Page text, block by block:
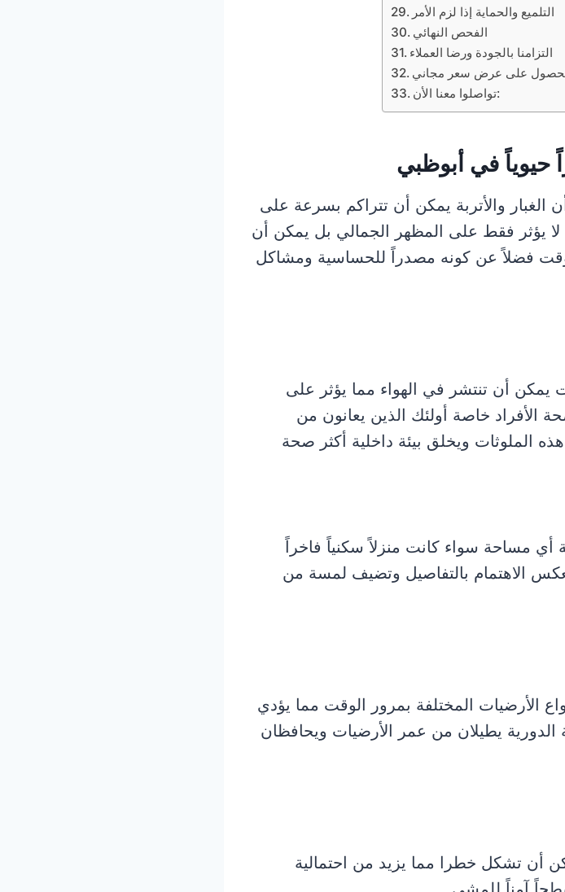
التلميع والحماية إذا لزم الأمر
الفحص النهائي
التزامنا بالجودة ورضا العملاء
الحصول على عرض سعر مجاني
تواصلوا معنا الأن:
حيوياً في أبوظبي
الغبار والأتربة يمكن أن تتراكم بسرعة على
لا يؤثر فقط على المظهر الجمالي بل يمكن أن
فضلاً عن كونه مصدراً للحساسية ومشاكل
يمكن أن تنتشر في الهواء مما يؤثر على
الأفراد خاصة أولئك الذين يعانون من
الملوثات ويخلق بيئة داخلية أكثر صحة
أي مساحة سواء كانت منزلاً سكنياً فاخراً
تعكس الاهتمام بالتفاصيل وتضيف لمسة من
الأرضيات المختلفة بمرور الوقت مما يؤدي
الدورية يطيلان من عمر الأرضيات ويحافظان
أن تشكل خطرا مما يزيد من احتمالية